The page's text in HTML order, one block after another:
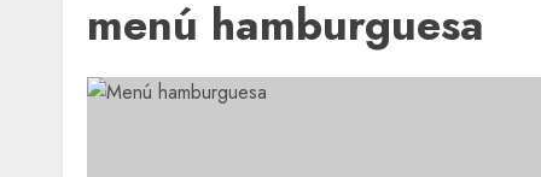
menú hamburguesa